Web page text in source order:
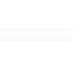
asegurando que